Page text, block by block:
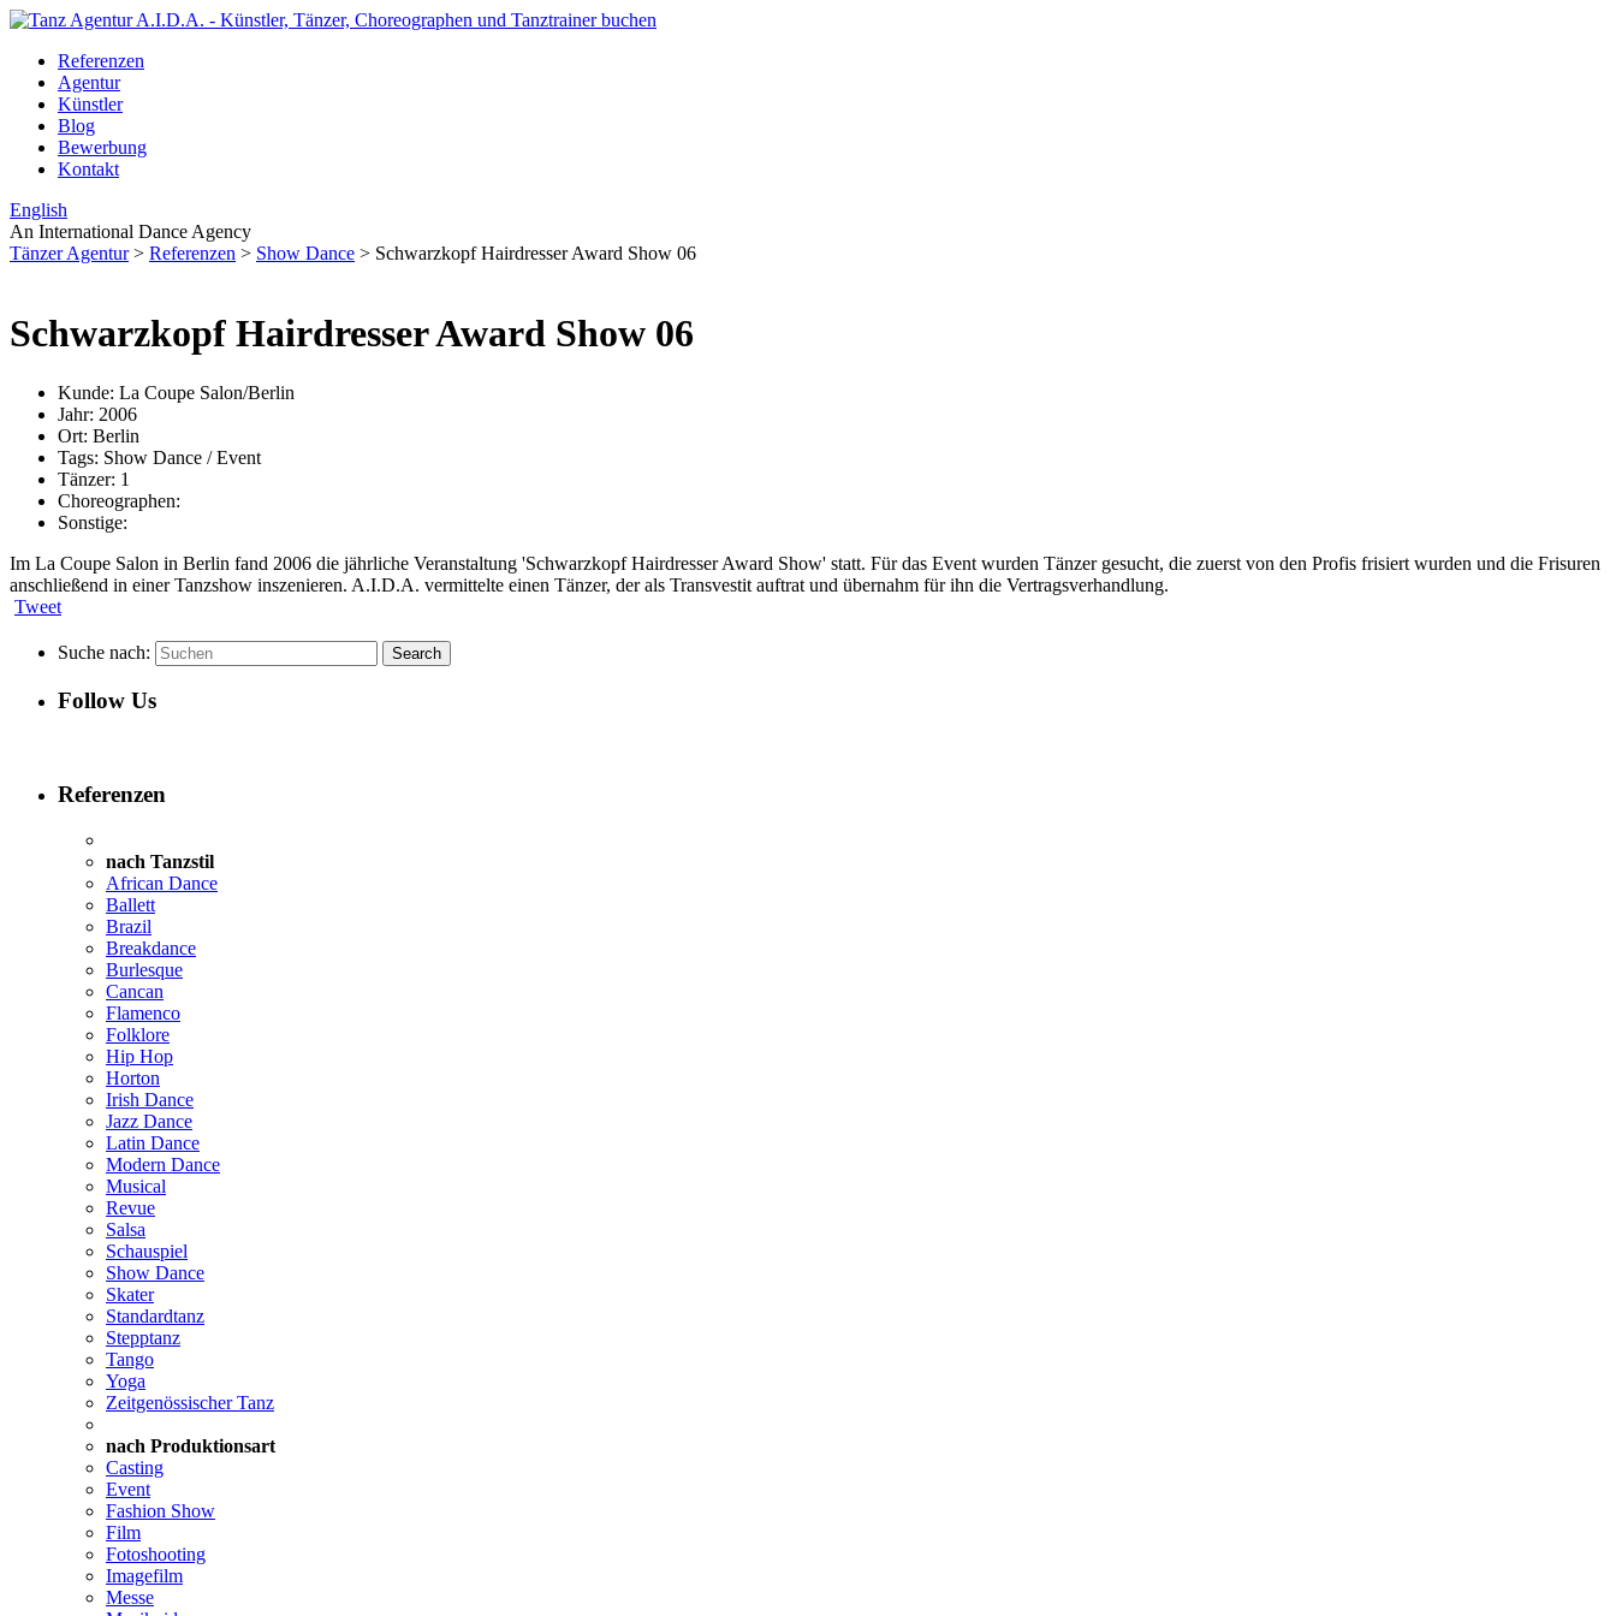
Referenzen
Agentur
Künstler
Blog
Bewerbung
Kontakt
English
An International Dance Agency
Tänzer Agentur> Referenzen > Show Dance > Schwarzkopf Hairdresser Award Show 06
Schwarzkopf Hairdresser Award Show 06
Kunde: La Coupe Salon/Berlin
Jahr: 2006
Ort: Berlin
Tags: Show Dance / Event
Tänzer: 1
Choreographen:
Sonstige:
Im La Coupe Salon in Berlin fand 2006 die jährliche Veranstaltung 'Schwarzkopf Hairdresser Award Show' statt. Für das Event wurden Tänzer gesucht, die zuerst von den Profis frisiert wurden und die Frisuren
anschließend in einer Tanzshow inszenieren. A.I.D.A. vermittelte einen Tänzer, der als Transvestit auftrat und übernahm für ihn die Vertragsverhandlung.
Tweet
Suche nach:
Follow Us
Referenzen
nach Tanzstil
African Dance
Ballett
Brazil
Breakdance
Burlesque
Cancan
Flamenco
Folklore
Hip Hop
Horton
Irish Dance
Jazz Dance
Latin Dance
Modern Dance
Musical
Revue
Salsa
Schauspiel
Show Dance
Skater
Standardtanz
Stepptanz
Tango
Yoga
Zeitgenössischer Tanz
nach Produktionsart
Casting
Event
Fashion Show
Film
Fotoshooting
Imagefilm
Messe